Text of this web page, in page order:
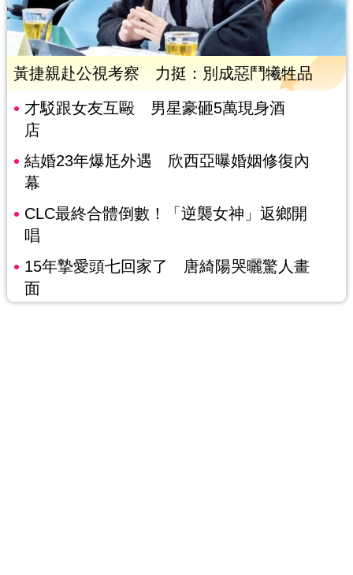
黃捷親赴公視考察 力挺：別成惡鬥犧牲品
才駁跟女友互毆 男星豪砸5萬現身酒
店
結婚23年爆尪外遇 欣西亞曝婚姻修復內
幕
CLC最終合體倒數！「逆襲女神」返鄉開
唱
15年摯愛頭七回家了 唐綺陽哭曬驚人畫
面